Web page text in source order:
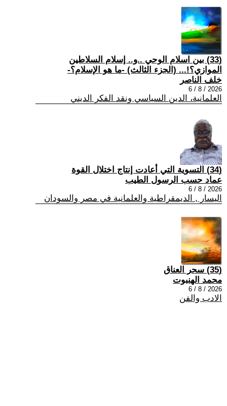
(33) بين اسلام الوحي ..و.. إسلام السلاطين
الموازي؟!... (الجزء الثالث) -ما هو الإسلام؟-
خلف الناصر
2026 / 8 / 6
العلمانية، الدين السياسي ونقد الفكر الديني
(34) التسوية التي أعادت إنتاج اختلال القوة
عماد حسب الرسول الطيب
2026 / 8 / 6
اليسار , الديمقراطية والعلمانية في مصر والسودان
(35) سحر العناق
محمد الهنبوت
2026 / 8 / 6
الادب والفن